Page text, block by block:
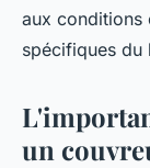
aux conditions
spécifiques du
un